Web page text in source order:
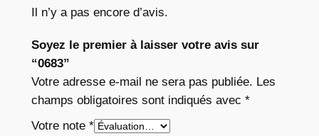
Il n’y a pas encore d’avis.
Soyez le premier à laisser votre avis sur
“0683”
Votre adresse e-mail ne sera pas publiée. Les
champs obligatoires sont indiqués avec *
Votre note *